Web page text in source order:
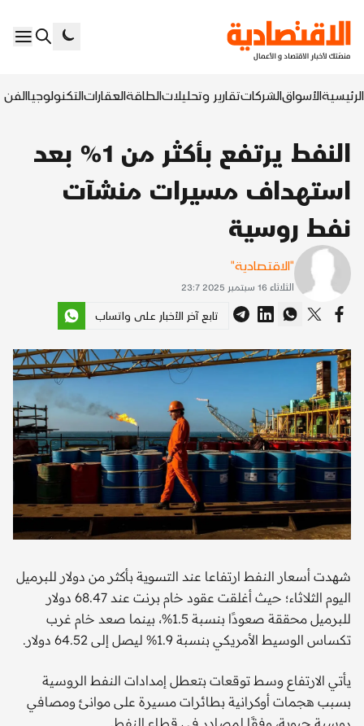
الرئيسيةالأسواقالشركاتتقارير وتحليلاتالطاقةالعقاراتالتكنولوجياالفن
النفط يرتفع بأكثر من 1% بعد
استهداف مسيرات منشآت
نفط روسية
"الاقتصادية"
الثلاثاء 16 سبتمبر 2025 23:7
تابع آخر الأخبار على واتساب
شهدت أسعار النفط ارتفاعا عند التسوية بأكثر من دولار للبرميل
اليوم الثلاثاء؛ حيث أغلقت عقود خام برنت عند 68.47 دولار
للبرميل محققة صعودًا بنسبة 1.5%، بينما صعد خام غرب
تكساس الوسيط الأمريكي بنسبة 1.9% ليصل إلى 64.52 دولار.
يأتي الارتفاع وسط توقعات بتعطل إمدادات النفط الروسية
بسبب هجمات أوكرانية بطائرات مسيرة على موانئ ومصافي
روسية حيوية، وفقًا لمصادر في قطاع النفط.